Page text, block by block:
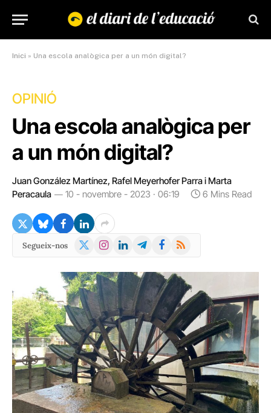
Inici » Una escola analògica per a un món digital?
OPINIÓ
Una escola analògica per
a un món digital?
Juan González Martínez, Rafel Meyerhofer Parra i Marta
Peracaula
10 - novembre - 2023 · 06:19 6 Mins Read
Segueix-nos
X
Instagram
LinkedInTelegramFacebook
RSS